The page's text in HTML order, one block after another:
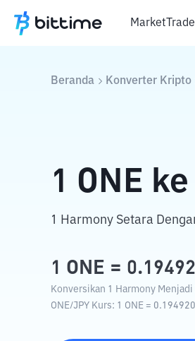
MarketTrade
Beranda Konverter Kripto
1 ONE ke
1 Harmony Setara
1 ONE =
Konversikan 1 Harmony
ONE/JPY Kurs: 1 ONE =